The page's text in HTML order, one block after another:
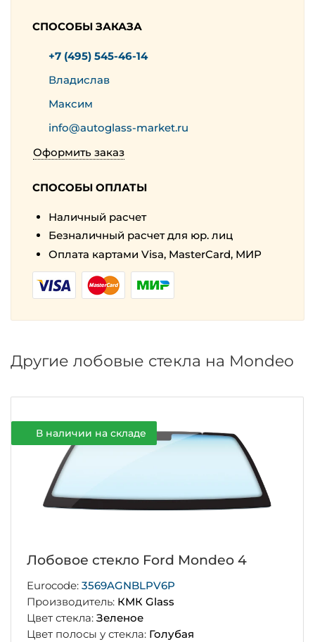
СПОСОБЫ ЗАКАЗА
+7 (495) 545-46-14
Владислав
Максим
info@autoglass-market.ru
Оформить заказ
СПОСОБЫ ОПЛАТЫ
Наличный расчет
Безналичный расчет для юр. лиц
Оплата картами Visa, MasterCard, МИР
Другие лобовые стекла на Mondeo
В наличии на складе
Лобовое стекло Ford Mondeo 4
Eurocode:3569AGNBLPV6P
Производитель: КМК Glass
Цвет стекла:Зеленое
Цвет полосы у стекла: Голубая